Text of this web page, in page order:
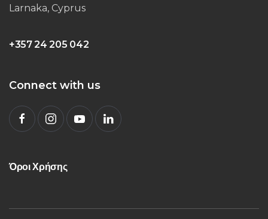
Larnaka, Cyprus
+357 24 205 042
Connect with us
Όροι Χρήσης